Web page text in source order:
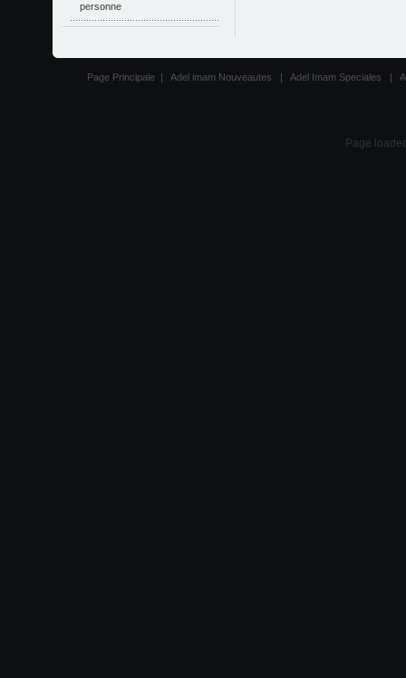
personne
Page Principale | Adel imam Nouveautes | Adel Imam Speciales |
Page